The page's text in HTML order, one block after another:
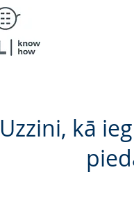
Uzzini, kā